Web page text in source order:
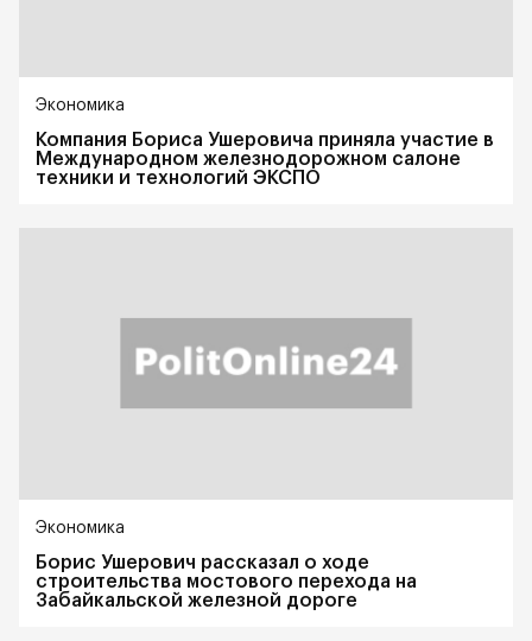
Экономика
Компания Бориса Ушеровича приняла участие в
Международном железнодорожном салоне
техники и технологий ЭКСПО
Экономика
Борис Ушерович рассказал о ходе
строительства мостового перехода на
Забайкальской железной дороге